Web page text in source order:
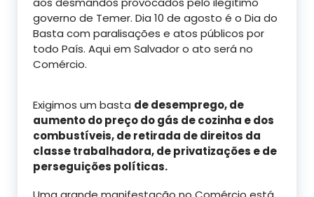
governo de Temer. Dia 10 de agosto é o Dia do
Basta com paralisações e atos públicos por
todo País. Aqui em Salvador o ato será no
Comércio.
Exigimos um basta de desemprego, de
aumento do preço do gás de cozinha e dos
combustíveis, de retirada de direitos da
classe trabalhadora, de privatizações e de
perseguições políticas.